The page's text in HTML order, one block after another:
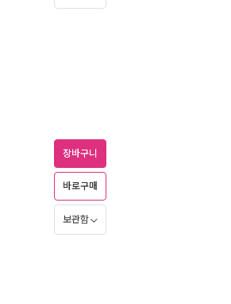
장바구니
바로구매
보관함